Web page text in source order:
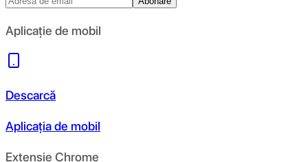
Aplicație de mobil
Descarcă
Aplicația de mobil
Extensie Chrome